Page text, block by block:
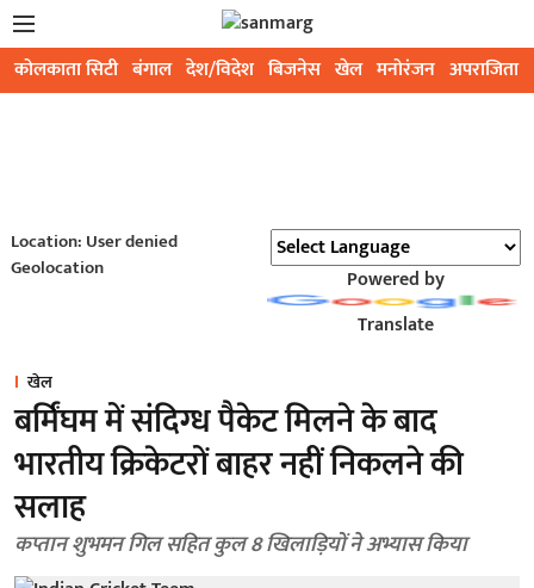
कोलकाता सिटी बंगाल देश/विदेश बिजनेस खेल मनोरंजन अपराजिता
Location: User denied
Geolocation
Powered by
Translate
खेल
बर्मिंघम में संदिग्ध पैकेट मिलने के बाद
भारतीय क्रिकेटरों बाहर नहीं निकलने की
सलाह
कप्तान शुभमन गिल सहित कुल 8 खिलाड़ियों ने अभ्यास किया